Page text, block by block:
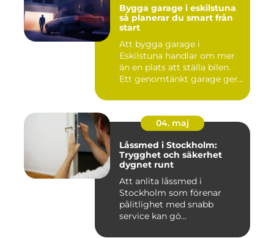
Bygga garage i eskilstuna
så planerar du smart från
start
Att bygga garage i
Eskilstuna handlar om mer
än en plats att ställa bilen.
Ett genomtänkt garage ger...
04. maj
Låssmed i Stockholm:
Trygghet och säkerhet
dygnet runt
Att anlita låssmed i
Stockholm som förenar
pålitlighet med snabb
service kan gö...